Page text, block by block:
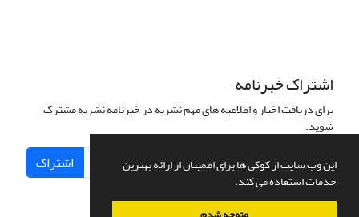
این وب سایت از کوکی ها برای اطمینان از ارائه بهترین
خدمات استفاده می کند.
اشتراک خبرنامه
برای دریافت اخبار و اطلاعیه های مهم نشریه در خبرنامه نشریه مشترک
شوید.
اشتراک